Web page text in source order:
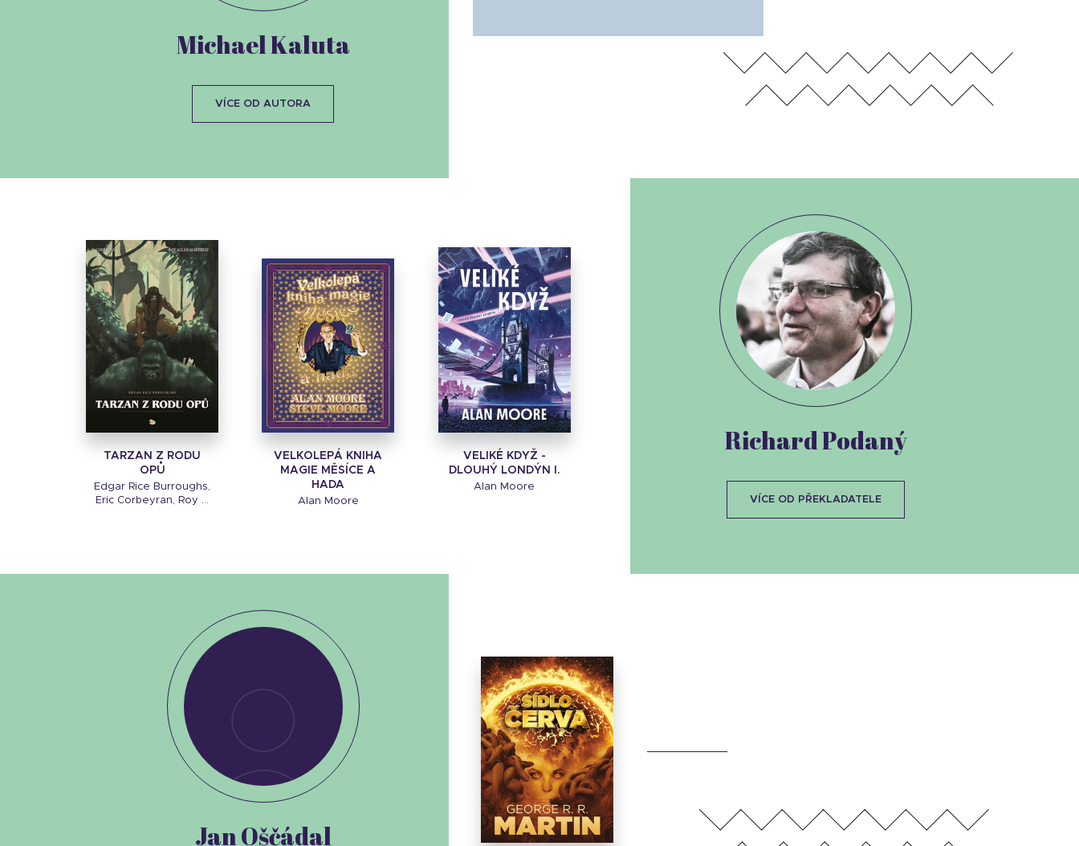
Michael Kaluta
VÍCE OD AUTORA
TARZAN Z RODU
OPŮ
Edgar Rice Burroughs,
Eric Corbeyran, Roy ...
VELKOLEPÁ KNIHA
MAGIE MĚSÍCE A
HADA
Alan Moore
VELIKÉ KDYŽ -
DLOUHÝ LONDÝN I.
Alan Moore
Richard Podaný
VÍCE OD PŘEKLADATELE
Jan Oščádal